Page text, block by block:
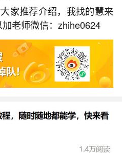
13:16:38 23 10 赞
2026年运势都是很常见
意可能会引起大麻烦，下
些解读：
年的运势如何
本命年运势整体上扬，是
家推荐介绍，我找的慧来
老师微信：zhihe0624